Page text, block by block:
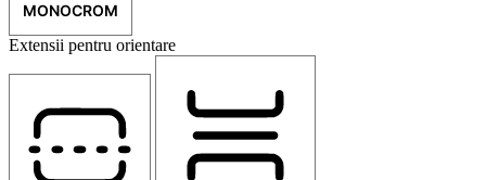
MONOCROM
Extensii pentru orientare